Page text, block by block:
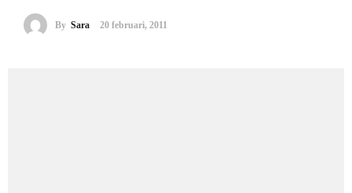
By Sara 20 februari, 2011